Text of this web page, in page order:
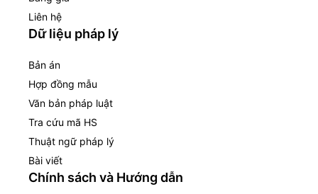
Liên hệ
Dữ liệu pháp lý
Bản án
Hợp đồng mẫu
Văn bản pháp luật
Tra cứu mã HS
Thuật ngữ pháp lý
Bài viết
Chính sách và Hướng dẫn